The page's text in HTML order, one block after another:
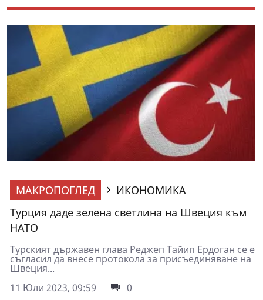
МАКРОПОГЛЕД
ИКОНОМИКА
Турция даде зелена светлина на Швеция към
НАТО
Турският държавен глава Реджеп Тайип Ердоган се е
съгласил да внесе протокола за присъединяване на
Швеция...
11 Юли 2023, 09:59
0